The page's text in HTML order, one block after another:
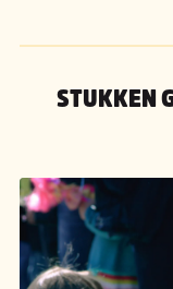
STUKKEN